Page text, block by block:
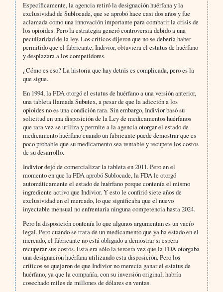
Específicamente, la agencia retiró la designación huérfana y la
exclusividad de Sublocade, que se aprobó hace casi dos años y fue
aclamada como una innovación importante para combatir la crisis de
los opioides. Pero la estrategia generó controversia debido a una
peculiaridad de la ley. Los críticos dijeron que no se debería haber
permitido que el fabricante, Indivior, obtuviera el estatus de huérfano
y desplazara a los competidores.
¿Cómo es eso? La historia que hay detrás es complicada, pero es la
que sigue.
En 1994, la FDA otorgó el estatus de huérfano a una versión anterior,
una tableta llamada Subutex, a pesar de que la adicción a los
opioides no es una condición rara. Sin embargo, Indivior basó su
solicitud en una disposición de la Ley de medicamentos huérfanos
que rara vez se utiliza y permite a la agencia otorgar el estado de
medicamento huérfano cuando un fabricante puede demostrar que es
poco probable que su medicamento sea rentable y recupere los costos
de su desarrollo.
Indivior dejó de comercializar la tableta en 2011. Pero en el
momento en que la FDA aprobó Sublocade, la FDA le otorgó
automáticamente el estado de huérfano porque contenía el mismo
ingrediente activo que Indivior. Y esto le confirió siete años de
exclusividad en el mercado, lo que significaba que el nuevo
inyectable mensual no enfrentaría ninguna competencia hasta 2024.
Pero la disposición contenía lo que algunos argumentan es un vacío
legal. Pero cuando se trata de un medicamento que ya ha estado en el
mercado, el fabricante no está obligado a demostrar si espera
recuperar sus costos. Esta era sólo la tercera vez que la FDA otorgaba
una designación huérfana utilizando esta disposición. Pero los
críticos se quejaron de que Indivior no merecía ganar el estatus de
huérfano, ya que la compañía, con su inversión original, habría
cosechado miles de millones de dólares en ventas.